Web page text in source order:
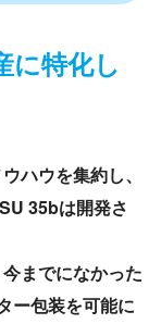
に特化し
ハウを集約し、
35bは開発さ
までになかった
ー包装を可能に